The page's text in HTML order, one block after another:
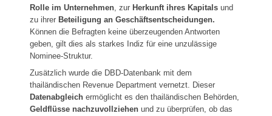
Rolle im Unternehmen, zur Herkunft ihres Kapitals und
zu ihrer Beteiligung an Geschäftsentscheidungen.
Können die Befragten keine überzeugenden Antworten
geben, gilt dies als starkes Indiz für eine unzulässige
Nominee-Struktur.
Zusätzlich wurde die DBD-Datenbank mit dem
thailändischen Revenue Department vernetzt. Dieser
Datenabgleich ermöglicht es den thailändischen Behörden,
Geldflüsse nachzuvollziehen und zu überprüfen, ob das